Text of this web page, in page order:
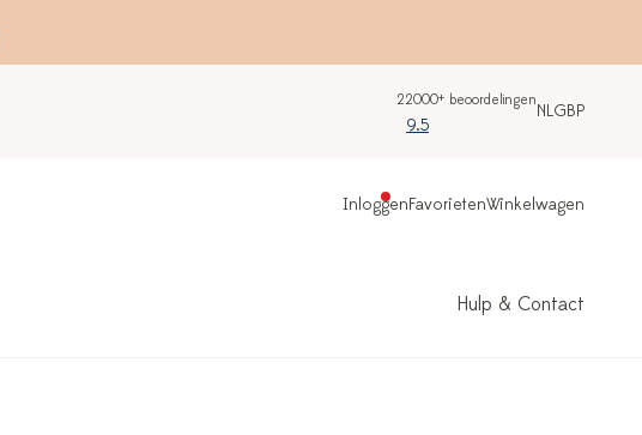
22000+ beoordelingen
9.5
NLGBP
InloggenFavorietenWinkelwagen
Hulp & Contact